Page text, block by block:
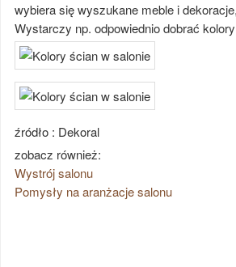
wybiera się wyszukane meble i
Wystarczy np. odpowiednio dobrać
źródło : Dekoral
zobacz również:
Wystrój salonu
Pomysły na aranżacje salonu